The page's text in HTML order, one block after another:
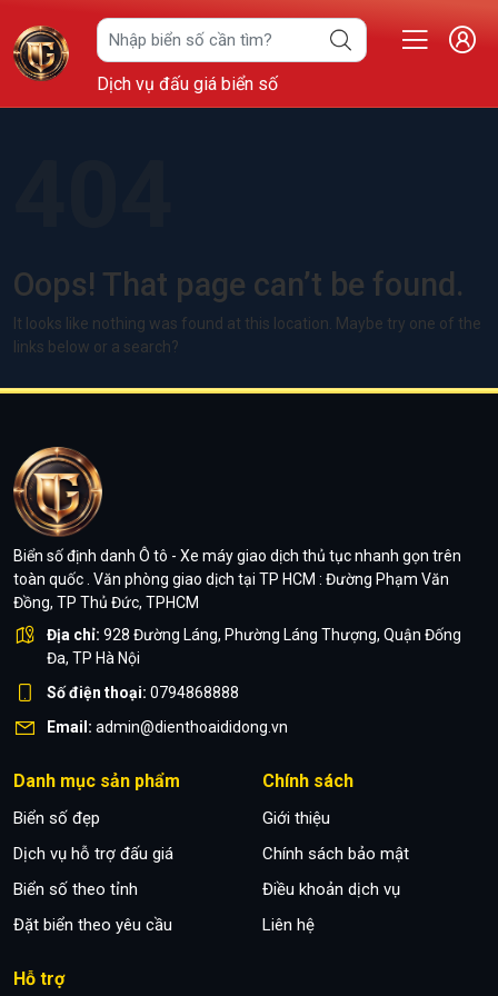
Dịch vụ đấu giá biển số
Oops! That page can’t be found.
It looks like nothing was found at this location. Maybe try one of the
links below or a search?
Biển số định danh Ô tô - Xe máy giao dịch thủ tục nhanh gọn trên
toàn quốc . Văn phòng giao dịch tại TP HCM : Đường Phạm Văn
Đồng, TP Thủ Đức, TPHCM
Địa chỉ: 928 Đường Láng, Phường Láng Thượng, Quận Đống
Đa, TP Hà Nội
Số điện thoại: 0794868888
Email: admin@dienthoaididong.vn
Danh mục sản phẩm
Biển số đẹp
Dịch vụ hỗ trợ đấu giá
Biển số theo tỉnh
Đặt biển theo yêu cầu
Chính sách
Giới thiệu
Chính sách bảo mật
Điều khoản dịch vụ
Liên hệ
Hỗ trợ